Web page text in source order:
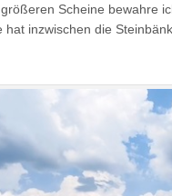
Scheine bewahre
hat inzwischen die